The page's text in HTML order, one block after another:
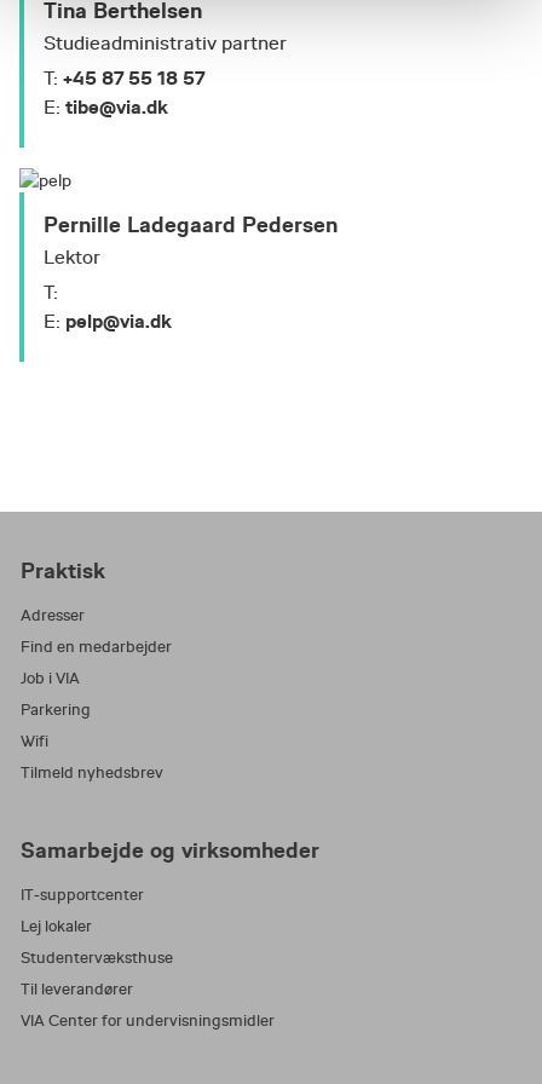
på at give ideer til matematisk
modellering og ligningsløsning i
udskolingen.​
Tina Berthelsen
Studieadministrativ partner
T: +45 87 55 18 57
E: tibe@via.dk
Pernille Ladegaard Pedersen
Lektor
T:
E: pelp@via.dk
Praktisk
Adresser
Find en medarbejder
Job i VIA
Parkering
Wifi
Tilmeld nyhedsbrev
Samarbejde og virksomheder
IT-supportcenter
Lej lokaler
Studentervæksthuse
Til leverandører
VIA Center for undervisningsmidler